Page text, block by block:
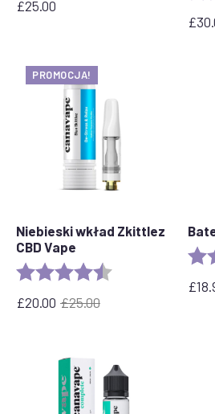
£25.00
£
PROMOCJA!
Niebieski wkład Zkittlez
CBD Vape
Ocena: 4.6 out of 5 stars
£25.00
Pierwotna
£25.00.
£20.00
Aktualna
£20.00.
£